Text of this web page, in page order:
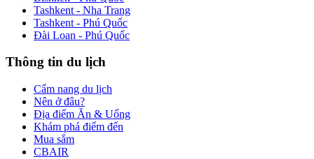
Tashkent - Nha Trang
Tashkent - Phú Quốc
Đài Loan - Phú Quốc
Thông tin du lịch
Cẩm nang du lịch
Nên ở đâu?
Địa điểm Ăn & Uống
Khám phá điểm đến
Mua sắm
CBAIR